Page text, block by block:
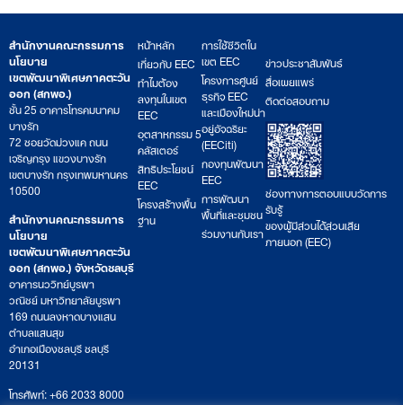
สำนักงานคณะกรรมการ
นโยบาย
เขตพัฒนาพิเศษภาคตะวัน
ออก (สกพอ.)
ชั้น 25 อาคารโทรคมนาคม
บางรัก
72 ซอยวัดม่วงแค ถนน
เจริญกรุง แขวงบางรัก
เขตบางรัก กรุงเทพมหานคร
10500
สำนักงานคณะกรรมการ
นโยบาย
เขตพัฒนาพิเศษภาคตะวัน
ออก (สกพอ.) จังหวัดชลบุรี
อาคารนววิทย์บูรพา
วณิชย์ มหาวิทยาลัยบูรพา
169 ถนนลงหาดบางแสน
ตำบลแสนสุข
อำเภอเมืองชลบุรี ชลบุรี
20131
โทรศัพท์: +66 2033 8000
หน้าหลัก
เกี่ยวกับ EEC
ทำไมต้อง
ลงทุนในเขต
EEC
อุตสาหกรรม 5
คลัสเตอร์
สิทธิประโยชน์
EEC
โครงสร้างพื้น
ฐาน
การใช้ชีวิตใน
เขต EEC
โครงการศูนย์
ธุรกิจ EEC
และเมืองใหม่น่า
อยู่อัจฉริยะ
(EECiti)
กองทุนพัฒนา
EEC
การพัฒนา
พื้นที่และชุมชน
ร่วมงานกับเรา
ข่าวประชาสัมพันธ์
สื่อเผยแพร่
ติดต่อสอบถาม
ช่องทางการตอบแบบวัดการ
รับรู้
ของผู้มีส่วนได้ส่วนเสีย
ภายนอก (EEC)